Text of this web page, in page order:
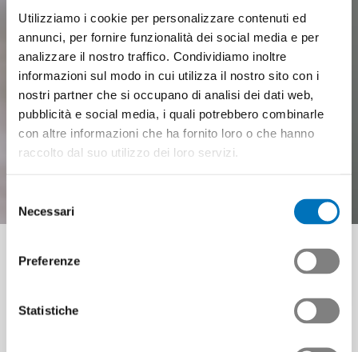
Utilizziamo i cookie per personalizzare contenuti ed
annunci, per fornire funzionalità dei social media e per
analizzare il nostro traffico. Condividiamo inoltre
informazioni sul modo in cui utilizza il nostro sito con i
nostri partner che si occupano di analisi dei dati web,
pubblicità e social media, i quali potrebbero combinarle
con altre informazioni che ha fornito loro o che hanno
raccolto dal suo utilizzo dei loro servizi.
delNecessari
Preferenze
Statistiche
pratica
prodotti di massa